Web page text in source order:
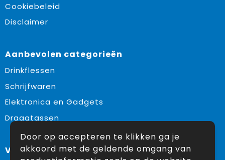
Cookiebeleid
Disclaimer
Aanbevolen categorieën
Drinkflessen
Schrijfwaren
Elektronica en Gadgets
Draagtassen
Volg ons op:
Door op accepteren te klikken ga je
akkoord met de geldende omgang van